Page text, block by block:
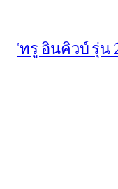
‘ทรู อินคิวบ์ รุ่น